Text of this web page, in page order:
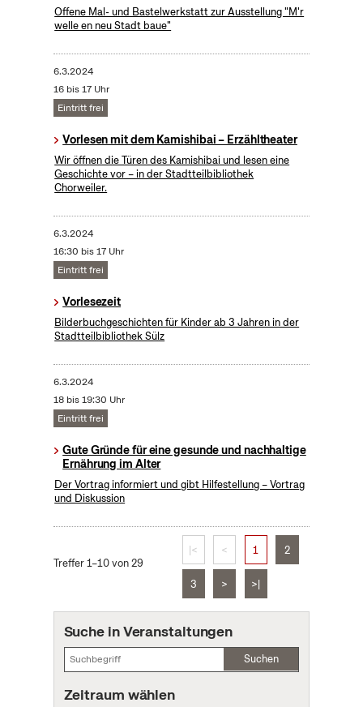
Offene Mal- und Bastelwerkstatt zur Ausstellung "M'r
welle en neu Stadt baue"
6.3.2024
16 bis 17 Uhr
Eintritt frei
Vorlesen mit dem Kamishibai – Erzähltheater
Wir öffnen die Türen des Kamishibai und lesen eine
Geschichte vor – in der Stadtteilbibliothek
Chorweiler.
6.3.2024
16:30 bis 17 Uhr
Eintritt frei
Vorlesezeit
Bilderbuchgeschichten für Kinder ab 3 Jahren in der
Stadtteilbibliothek Sülz
6.3.2024
18 bis 19:30 Uhr
Eintritt frei
Gute Gründe für eine gesunde und nachhaltige
Ernährung im Alter
Der Vortrag informiert und gibt Hilfestellung – Vortrag
und Diskussion
Treffer 1–10 von 29
|< < 1 2
3 > >|
Suche in Veranstaltungen
Suchen
Zeitraum wählen